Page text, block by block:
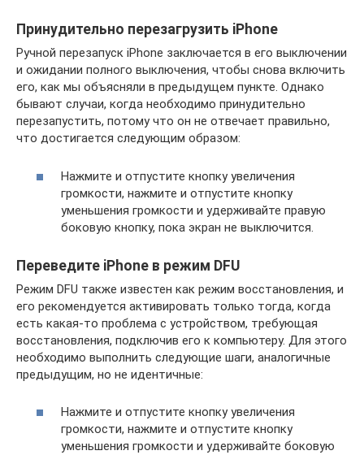
Принудительно перезагрузить iPhone
Ручной перезапуск iPhone заключается в его выключении
и ожидании полного выключения, чтобы снова включить
его, как мы объясняли в предыдущем пункте. Однако
бывают случаи, когда необходимо принудительно
перезапустить, потому что он не отвечает правильно,
что достигается следующим образом:
Нажмите и отпустите кнопку увеличения
громкости, нажмите и отпустите кнопку
уменьшения громкости и удерживайте правую
боковую кнопку, пока экран не выключится.
Переведите iPhone в режим DFU
Режим DFU также известен как режим восстановления, и
его рекомендуется активировать только тогда, когда
есть какая-то проблема с устройством, требующая
восстановления, подключив его к компьютеру. Для этого
необходимо выполнить следующие шаги, аналогичные
предыдущим, но не идентичные:
Нажмите и отпустите кнопку увеличения
громкости, нажмите и отпустите кнопку
уменьшения громкости и удерживайте боковую